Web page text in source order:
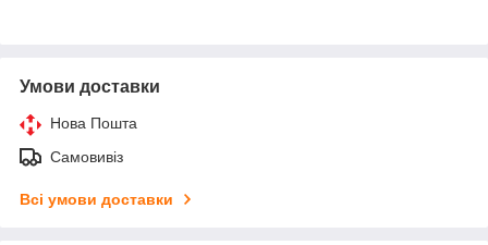
Умови доставки
Нова Пошта
Самовивіз
Всі умови доставки